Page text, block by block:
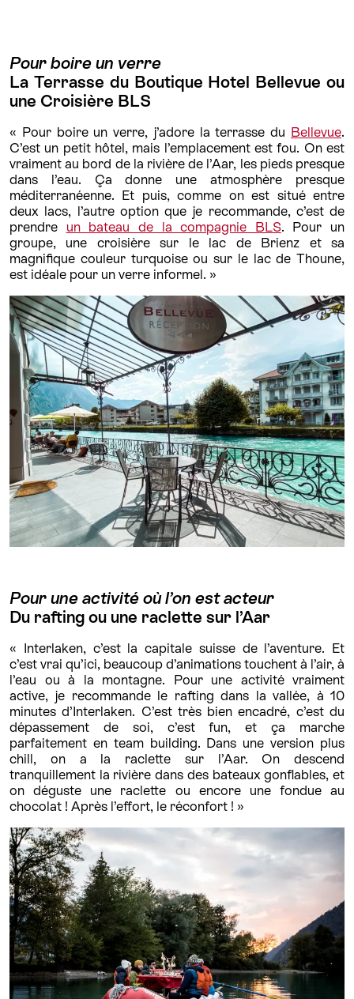
Pour boire un verre
La Terrasse du Boutique Hotel Bellevue ou
une Croisière BLS
« Pour boire un verre, j’adore la terrasse du Bellevue.
C’est un petit hôtel, mais l’emplacement est fou. On est
vraiment au bord de la rivière de l’Aar, les pieds presque
dans l’eau. Ça donne une atmosphère presque
méditerranéenne. Et puis, comme on est situé entre
deux lacs, l’autre option que je recommande, c’est de
prendre un bateau de la compagnie BLS. Pour un
groupe, une croisière sur le lac de Brienz et sa
magnifique couleur turquoise ou sur le lac de Thoune,
est idéale pour un verre informel. »
Pour une activité où l’on est acteur
Du rafting ou une raclette sur l’Aar
« Interlaken, c’est la capitale suisse de l’aventure. Et
c’est vrai qu’ici, beaucoup d’animations touchent à l’air, à
l’eau ou à la montagne. Pour une activité vraiment
active, je recommande le rafting dans la vallée, à 10
minutes d’Interlaken. C’est très bien encadré, c’est du
dépassement de soi, c’est fun, et ça marche
parfaitement en team building. Dans une version plus
chill, on a la raclette sur l’Aar. On descend
tranquillement la rivière dans des bateaux gonflables, et
on déguste une raclette ou encore une fondue au
chocolat ! Après l’effort, le réconfort ! »